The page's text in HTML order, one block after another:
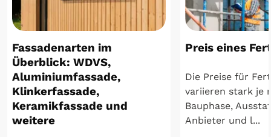
Fassadenarten im
Überblick: WDVS,
Aluminiumfassade,
Klinkerfassade,
Keramikfassade und
weitere
Preis eines
Die Preise für
variieren stark je
Bauphase,
Anbieter und l...